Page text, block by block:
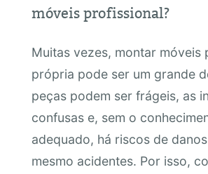
móveis profissional?
Muitas vezes, montar móveis
própria pode ser um grande
peças podem ser frágeis, as
confusas e, sem o
adequado, há riscos de
mesmo acidentes. Por isso,